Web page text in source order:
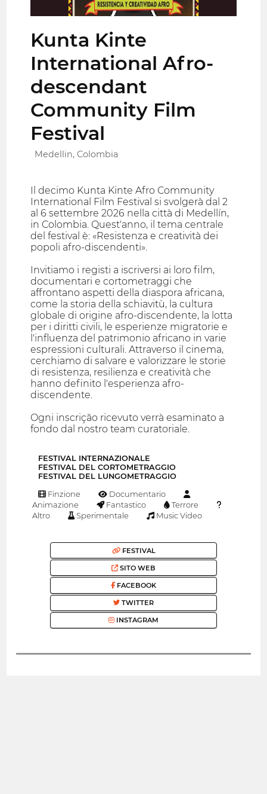
Kunta Kinte
International Afro-
descendant
Community Film
Festival
Medellin, Colombia
Il decimo Kunta Kinte Afro Community
International Film Festival si svolgerà dal 2
al 6 settembre 2026 nella città di Medellín,
in Colombia. Quest'anno, il tema centrale
del festival è: «Resistenza e creatività dei
popoli afro-discendenti».
Invitiamo i registi a iscriversi ai loro film,
documentari e cortometraggi che
affrontano aspetti della diaspora africana,
come la storia della schiavitù, la cultura
globale di origine afro-discendente, la lotta
per i diritti civili, le esperienze migratorie e
l'influenza del patrimonio africano in varie
espressioni culturali. Attraverso il cinema,
cerchiamo di salvare e valorizzare le storie
di resistenza, resilienza e creatività che
hanno definito l'esperienza afro-
discendente.
Ogni inscrição ricevuto verrà esaminato a
fondo dal nostro team curatoriale.
FESTIVAL INTERNAZIONALE
FESTIVAL DEL CORTOMETRAGGIO
FESTIVAL DEL LUNGOMETRAGGIO
Finzione
Documentario
Animazione
Fantastico
Terrore
Altro
Sperimentale Music Video
FESTIVAL
SITO WEB
FACEBOOK
TWITTER
INSTAGRAM